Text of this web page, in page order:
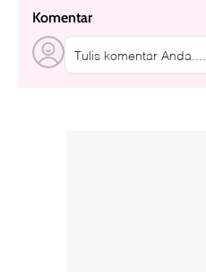
Komentar
Tulis komentar Anda....